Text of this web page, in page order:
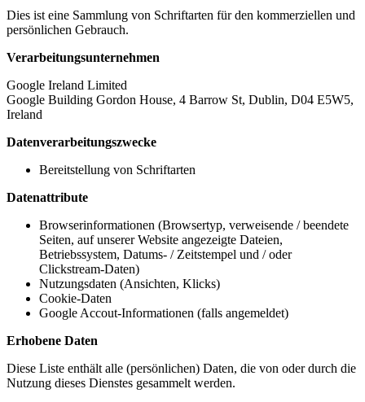
Dies ist eine Sammlung von Schriftarten für den kommerziellen und
persönlichen Gebrauch.
Verarbeitungsunternehmen
Google Ireland Limited
Google Building Gordon House, 4 Barrow St, Dublin, D04 E5W5,
Ireland
Datenverarbeitungszwecke
Bereitstellung von Schriftarten
Datenattribute
Browserinformationen (Browsertyp, verweisende / beendete
Seiten, auf unserer Website angezeigte Dateien,
Betriebssystem, Datums- / Zeitstempel und / oder
Clickstream-Daten)
Nutzungsdaten (Ansichten, Klicks)
Cookie-Daten
Google Accout-Informationen (falls angemeldet)
Erhobene Daten
Diese Liste enthält alle (persönlichen) Daten, die von oder durch die
Nutzung dieses Dienstes gesammelt werden.